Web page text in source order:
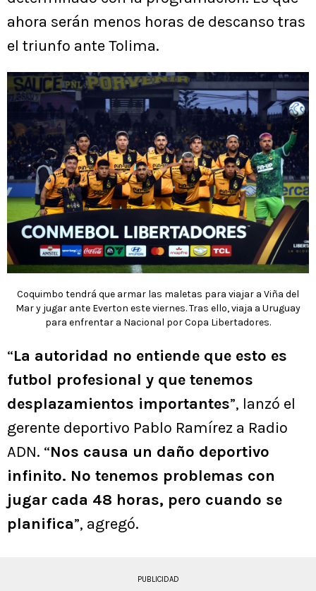
ahora serán menos horas de descanso tras
el triunfo ante Tolima.
Coquimbo tendrá que armar las maletas para viajar a Viña del
Mar y jugar ante Everton este viernes. Tras ello, viaja a Uruguay
para enfrentar a Nacional por Copa Libertadores.
“La autoridad no entiende que esto es
futbol profesional y que tenemos
desplazamientos importantes”, lanzó el
gerente deportivo Pablo Ramírez a Radio
ADN. “Nos causa un daño deportivo
infinito. No tenemos problemas con
jugar cada 48 horas, pero cuando se
planifica”, agregó.
PUBLICIDAD